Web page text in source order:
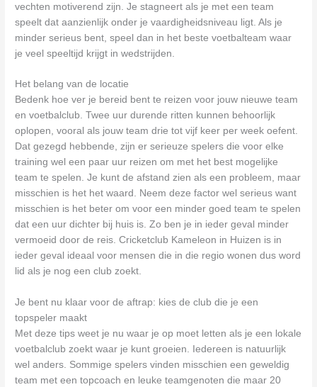
vechten motiverend zijn. Je stagneert als je met een team
speelt dat aanzienlijk onder je vaardigheidsniveau ligt. Als je
minder serieus bent, speel dan in het beste voetbalteam waar
je veel speeltijd krijgt in wedstrijden.
Het belang van de locatie
Bedenk hoe ver je bereid bent te reizen voor jouw nieuwe team
en voetbalclub. Twee uur durende ritten kunnen behoorlijk
oplopen, vooral als jouw team drie tot vijf keer per week oefent.
Dat gezegd hebbende, zijn er serieuze spelers die voor elke
training wel een paar uur reizen om met het best mogelijke
team te spelen. Je kunt de afstand zien als een probleem, maar
misschien is het het waard. Neem deze factor wel serieus want
misschien is het beter om voor een minder goed team te spelen
dat een uur dichter bij huis is. Zo ben je in ieder geval minder
vermoeid door de reis. Cricketclub Kameleon in Huizen is in
ieder geval ideaal voor mensen die in die regio wonen dus word
lid als je nog een club zoekt.
Je bent nu klaar voor de aftrap: kies de club die je een
topspeler maakt
Met deze tips weet je nu waar je op moet letten als je een lokale
voetbalclub zoekt waar je kunt groeien. Iedereen is natuurlijk
wel anders. Sommige spelers vinden misschien een geweldig
team met een topcoach en leuke teamgenoten die maar 20